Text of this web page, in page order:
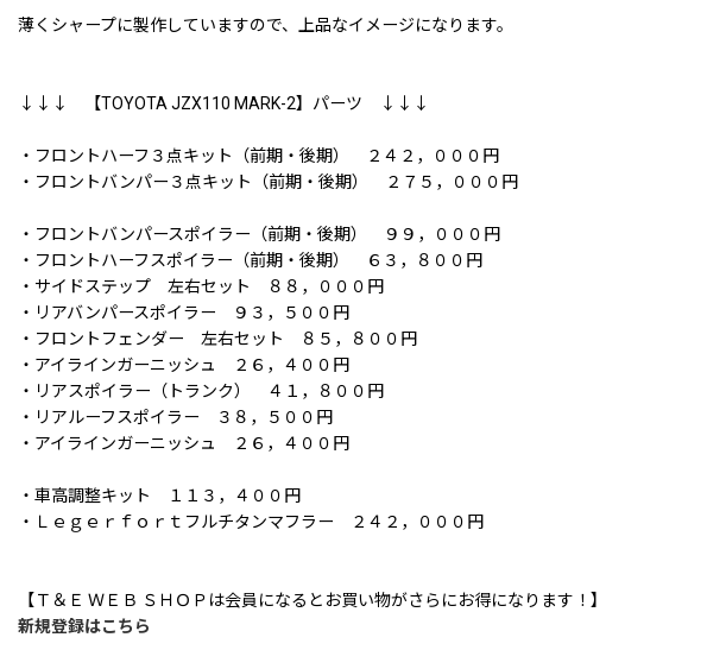
薄くシャープに製作していますので、上品なイメージになります。
↓↓↓ 【TOYOTA JZX110 MARK-2】パーツ ↓↓↓
・フロントハーフ３点キット（前期・後期） ２４２，０００円
・フロントバンパー３点キット（前期・後期） ２７５，０００円
・フロントバンパースポイラー（前期・後期） ９９，０００円
・フロントハーフスポイラー（前期・後期） ６３，８００円
・サイドステップ 左右セット ８８，０００円
・リアバンパースポイラー ９３，５００円
・フロントフェンダー 左右セット ８５，８００円
・アイラインガーニッシュ ２６，４００円
・リアスポイラー（トランク） ４１，８００円
・リアルーフスポイラー ３８，５００円
・アイラインガーニッシュ ２６，４００円
・車高調整キット １１３，４００円
・Ｌｅｇｅｒｆｏｒｔフルチタンマフラー ２４２，０００円
【Ｔ＆Ｅ ＷＥＢ ＳＨＯＰは会員になるとお買い物がさらにお得になります！】
新規登録はこちら